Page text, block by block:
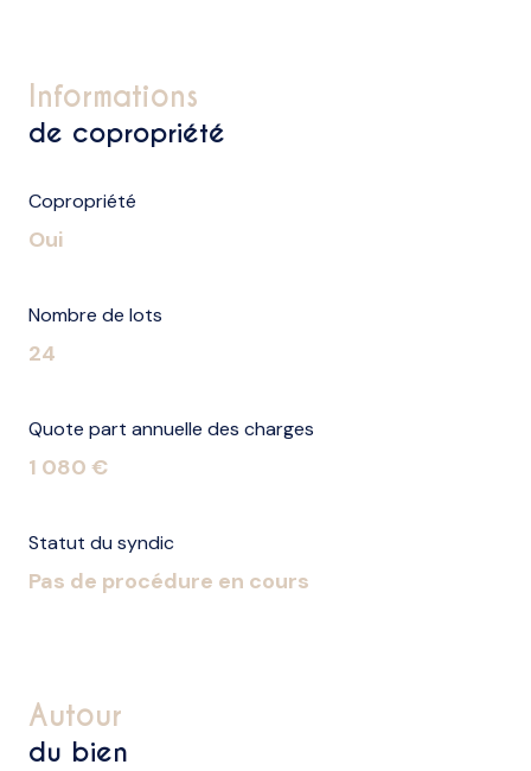
informations
de copropriété
Copropriété
Oui
Nombre de lots
24
Quote part annuelle des charges
1 080 €
Statut du syndic
Pas de procédure en cours
autour
du bien